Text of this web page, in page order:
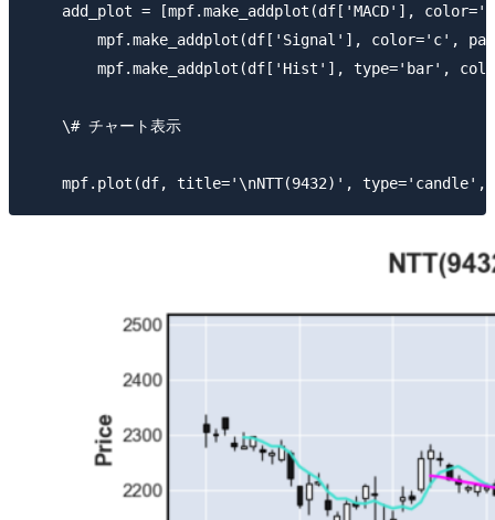
add_plot = [mpf.make_addplot(df['MACD'],
mpf.make_addplot(df['Signal'], color='c',
mpf.make_addplot(df['Hist'], type='bar',
​    \# チャート表示